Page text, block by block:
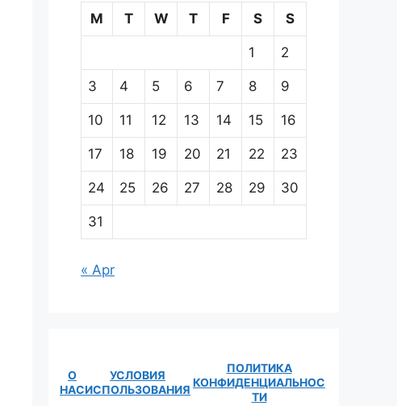
M
T W T F S S
1 2
3 4 5 6 7 8 9
10 11 12 13 14 15 16
17 18 19 20 21 22 23
24 25 26 27 28 29 30
31
« Apr
О
НАС
УСЛОВИЯ
ИСПОЛЬЗОВАНИЯ
ПОЛИТИКА
КОНФИДЕНЦИАЛЬНОС
ТИ